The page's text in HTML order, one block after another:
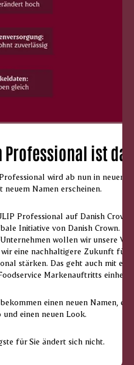
ist da.
wird ab nun in neuem
neuem Namen erscheinen.
Professional auf Danish Crown
Initiative von Danish Crown. Als
wollen wir unsere
eine nachhaltigere Zukunft für
stärken. Das geht auch mit
Markenauftritts einher.
einen neuen Namen, ein
und einen neuen Look.
für Sie ändert sich nicht.